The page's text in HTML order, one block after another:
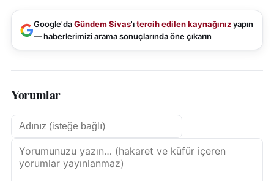
Google'daGündem Sivas'ıtercih edilen kaynağınızyapın
— haberlerimizi arama sonuçlarında öne çıkarın
Yorumlar